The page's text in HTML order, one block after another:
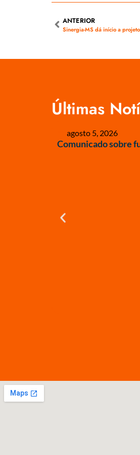
ANTERIOR
Sinergia-MS dá início a
Últimas
agosto 5, 2026
Comunicado sobre